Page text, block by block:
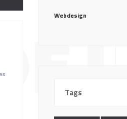
LA
Webdesign
Tags